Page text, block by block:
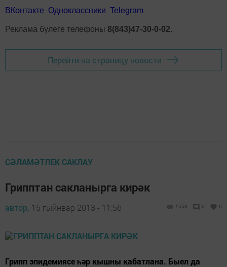
ВКонтакте Одноклассники Telegram
Реклама бүлеге телефоны 8(843)47-30-0-02.
Перейти на страницу новости
СӘЛАМӘТЛЕК САКЛАУ
Грипптан сакланырга кирәк
автор, 15 гыйнвар 2013 - 11:56 1553 0 0
Грипп эпидемиясе һәр кышны кабатлана. Быел да